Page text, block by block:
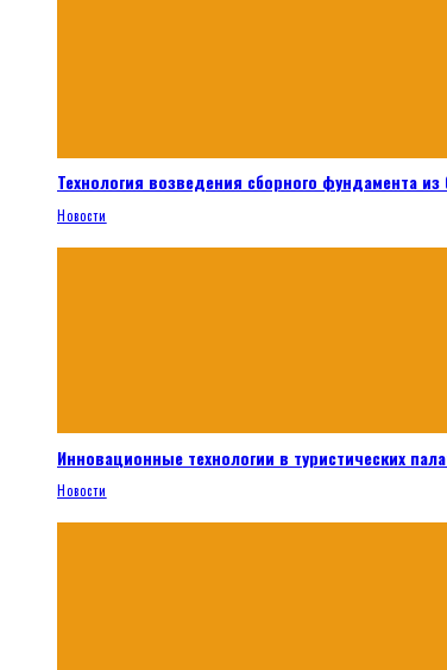
Технология возведения сборного фундамента
Новости
Инновационные технологии в туристических
Новости